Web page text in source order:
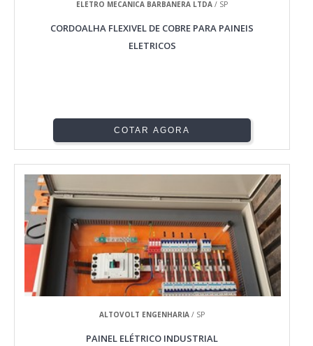
ELETRO MECANICA BARBANERA LTDA / SP
CORDOALHA FLEXIVEL DE COBRE PARA PAINEIS
ELETRICOS
COTAR AGORA
ALTOVOLT ENGENHARIA / SP
PAINEL ELÉTRICO INDUSTRIAL